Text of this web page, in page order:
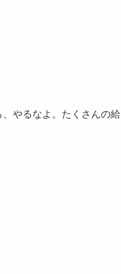
やるなよ。たくさんの給